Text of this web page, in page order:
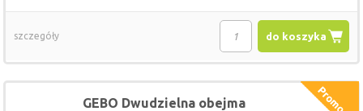
do koszyka
szczegóły
GEBO Dwudzielna obejma